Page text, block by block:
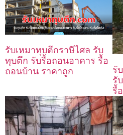
รับเหมาทุบตึกราษีไศล รับ
ทุบตึก รับรื้อถอนอาคาร รื้อ
ถอนบ้าน ราคาถูก
รั
รั
รื้